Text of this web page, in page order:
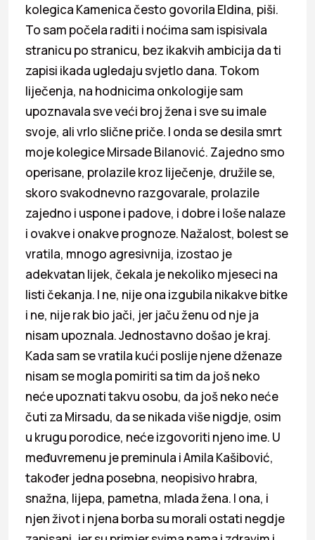
kolegica Kamenica često govorila Eldina, piši.
To sam počela raditi i noćima sam ispisivala
stranicu po stranicu, bez ikakvih ambicija da ti
zapisi ikada ugledaju svjetlo dana. Tokom
liječenja, na hodnicima onkologije sam
upoznavala sve veći broj žena i sve su imale
svoje, ali vrlo slične priče. I onda se desila smrt
moje kolegice Mirsade Bilanović. Zajedno smo
operisane, prolazile kroz liječenje, družile se,
skoro svakodnevno razgovarale, prolazile
zajedno i uspone i padove, i dobre i loše nalaze
i ovakve i onakve prognoze. Nažalost, bolest se
vratila, mnogo agresivnija, izostao je
adekvatan lijek, čekala je nekoliko mjeseci na
listi čekanja. I ne, nije ona izgubila nikakve bitke
i ne, nije rak bio jači, jer jaču ženu od nje ja
nisam upoznala. Jednostavno došao je kraj.
Kada sam se vratila kući poslije njene dženaze
nisam se mogla pomiriti sa tim da još neko
neće upoznati takvu osobu, da još neko neće
čuti za Mirsadu, da se nikada više nigdje, osim
u krugu porodice, neće izgovoriti njeno ime. U
međuvremenu je preminula i Amila Kašibović,
također jedna posebna, neopisivo hrabra,
snažna, lijepa, pametna, mlada žena. I ona, i
njen život i njena borba su morali ostati negdje